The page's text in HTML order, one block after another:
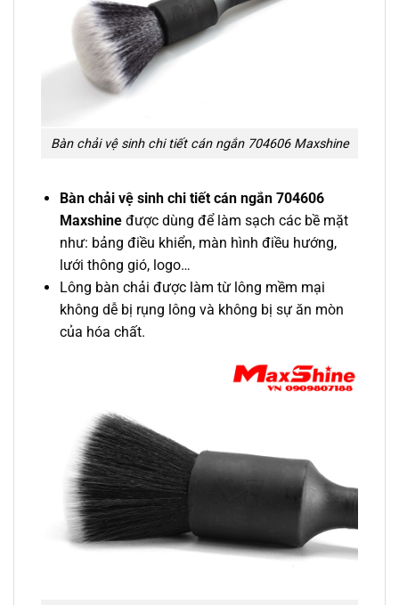
Bàn chải vệ sinh chi tiết cán ngắn 704606 Maxshine
Bàn chải vệ sinh chi tiết cán ngắn 704606
Maxshine được dùng để làm sạch các bề mặt
như: bảng điều khiển, màn hình điều hướng,
lưới thông gió, logo…
Lông bàn chải được làm từ lông mềm mại
không dễ bị rụng lông và không bị sự ăn mòn
của hóa chất.